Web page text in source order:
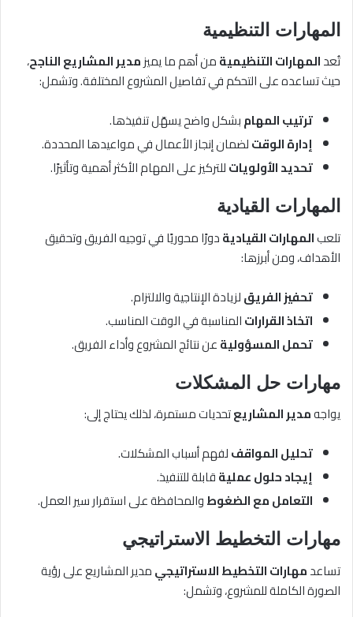
المهارات التنظيمية
تُعدالمهارات التنظيميةمن أهم ما يميزمدير المشاريع الناجح،
حيث تساعده على التحكم في تفاصيل المشروع المختلفة. وتشمل:
ترتيب المهامبشكل واضح يسهّل تنفيذها.
إدارة الوقتلضمان إنجاز الأعمال في مواعيدها المحددة.
تحديد الأولوياتللتركيز على المهام الأكثر أهمية وتأثيرًا.
المهارات القيادية
تلعبالمهارات القياديةدورًا محوريًا في توجيه الفريق وتحقيق
الأهداف، ومن أبرزها:
تحفيز الفريقلزيادة الإنتاجية والالتزام.
اتخاذ القراراتالمناسبة في الوقت المناسب.
تحمل المسؤوليةعن نتائج المشروع وأداء الفريق.
مهارات حل المشكلات
يواجهمدير المشاريعتحديات مستمرة، لذلك يحتاج إلى:
تحليل المواقفلفهم أسباب المشكلات.
إيجاد حلول عمليةقابلة للتنفيذ.
التعامل مع الضغوطوالمحافظة على استقرار سير العمل.
مهارات التخطيط الاستراتيجي
تساعدمهارات التخطيط الاستراتيجيمدير المشاريع على رؤية
الصورة الكاملة للمشروع، وتشمل: